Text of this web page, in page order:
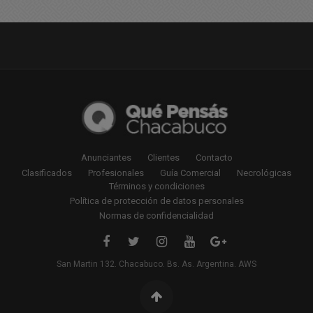
Anunciantes Clientes
Contacto
Clasificados
Profesionales Guía Comercial
Necrológicas
Términos y condiciones
Política de protección de datos personales
Normas de confidencialidad
San Martin 132. Chacabuco. Bs. As. Argentina. AWS